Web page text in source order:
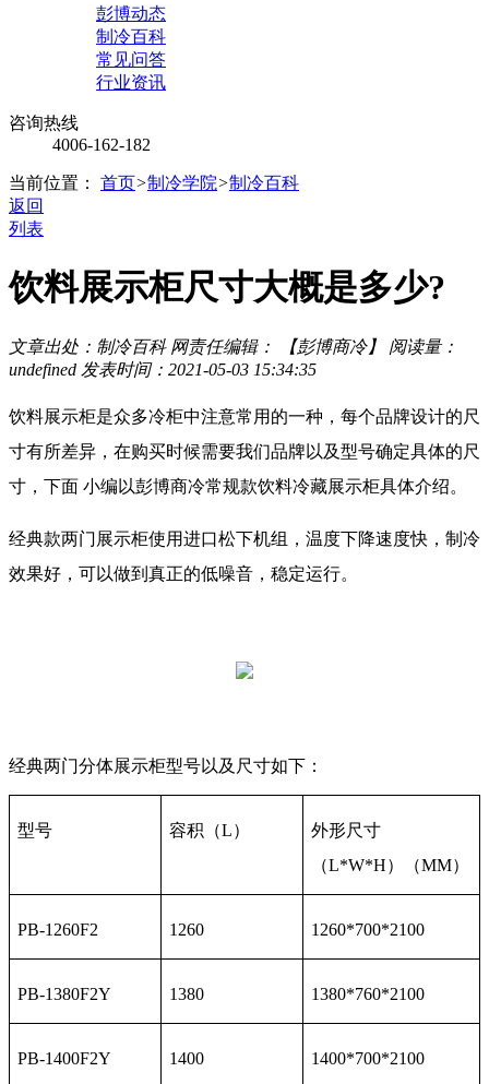
彭博动态
制冷百科
常见问答
行业资讯
咨询热线
4006-162-182
当前位置： 首页>制冷学院>制冷百科
返回
列表
饮料展示柜尺寸大概是多少?
文章出处：制冷百科 网责任编辑： 【彭博商冷】 阅读量：
undefined 发表时间：2021-05-03 15:34:35
饮料展示柜是众多冷柜中注意常用的一种，每个品牌设计的尺
寸有所差异，在购买时候需要我们品牌以及型号确定具体的尺
寸，下面 小编以彭博商冷常规款饮料冷藏展示柜具体介绍。
经典款两门展示柜使用进口松下机组，温度下降速度快，制冷
效果好，可以做到真正的低噪音，稳定运行。
经典两门分体展示柜型号以及尺寸如下：
型号 容积（L）
外形尺寸
（L*W*H）（MM）
PB-1260F2 1260 1260*700*2100
PB-1380F2Y 1380 1380*760*2100
PB-1400F2Y 1400 1400*700*2100